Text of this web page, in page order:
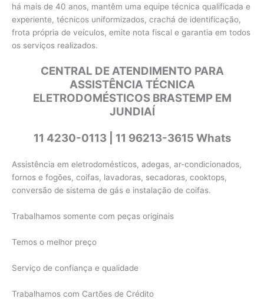
há mais de 40 anos, mantêm uma equipe técnica qualificada e
experiente, técnicos uniformizados, crachá de identificação,
frota própria de veículos, emite nota fiscal e garantia em todos
os serviços realizados.
CENTRAL DE ATENDIMENTO PARA
ASSISTÊNCIA TÉCNICA
ELETRODOMÉSTICOS BRASTEMP EM
JUNDIAÍ
11 4230-0113 | 11 96213-3615 Whats
Assistência em eletrodomésticos, adegas, ar-condicionados,
fornos e fogões, coifas, lavadoras, secadoras, cooktops,
conversão de sistema de gás e instalação de coifas.
Trabalhamos somente com peças originais
Temos o melhor preço
Serviço de confiança e qualidade
Trabalhamos com Cartões de Crédito